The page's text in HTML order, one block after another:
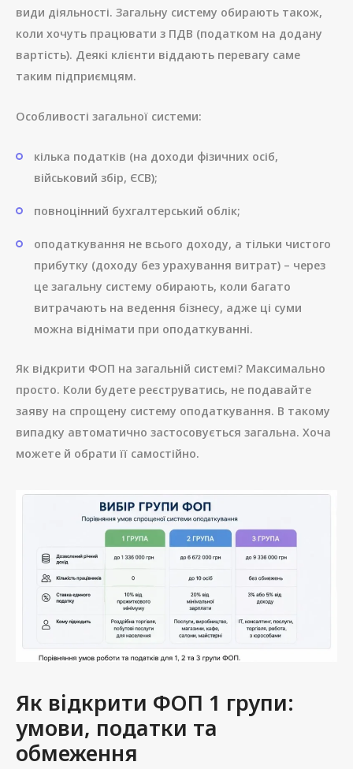
види діяльності. Загальну систему обирають також,
коли хочуть працювати з ПДВ (податком на додану
вартість). Деякі клієнти віддають перевагу саме
таким підприємцям.
Особливості загальної системи:
кілька податків (на доходи фізичних осіб,
військовий збір, ЄСВ);
повноцінний бухгалтерський облік;
оподаткування не всього доходу, а тільки чистого
прибутку (доходу без урахування витрат) – через
це загальну систему обирають, коли багато
витрачають на ведення бізнесу, адже ці суми
можна віднімати при оподаткуванні.
Як відкрити ФОП на загальній системі? Максимально
просто. Коли будете реєструватись, не подавайте
заяву на спрощену систему оподаткування. В такому
випадку автоматично застосовується загальна. Хоча
можете й обрати її самостійно.
Як відкрити ФОП 1 групи:
умови, податки та
обмеження